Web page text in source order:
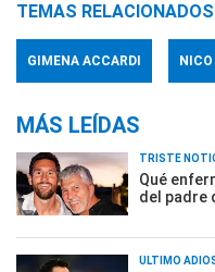
TEMAS RELACIONADOS
GIMENA ACCARDI
MÁS LEÍDAS
TRISTE
Qué
del padre
ÚLTIMO